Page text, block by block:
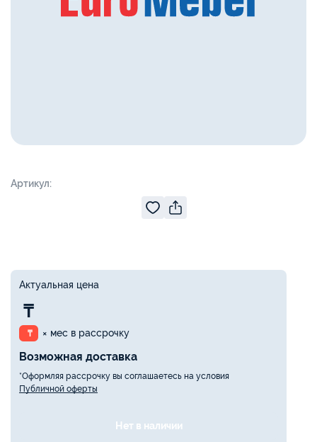
Артикул:
Актуальная цена
₸
₸ × мес в рассрочку
Возможная доставка
*Оформляя рассрочку вы соглашаетесь на условия
Публичной оферты
Нет в наличии